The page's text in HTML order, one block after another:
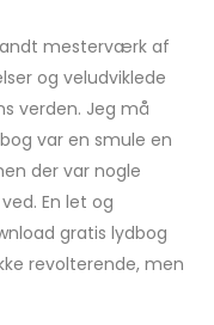
mesterværk af
og veludviklede
verden. Jeg må
var en smule en
der var nogle
En let og
gratis lydbog
revolterende, men